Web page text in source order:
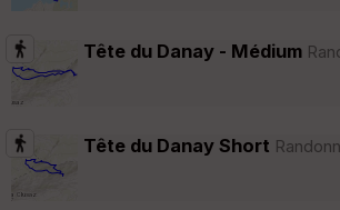
Afficher la carto
Tête du Danay - Médium
Tête du Danay Short